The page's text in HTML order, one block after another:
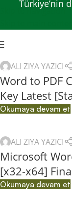
Skip to navigation
Türkiye’nin
ALI ZIYA YAZICI
Word to PDF
Key Latest
Okumaya devam et
ALI ZIYA YAZICI
Microsoft
[x32-x64]
Okumaya devam et